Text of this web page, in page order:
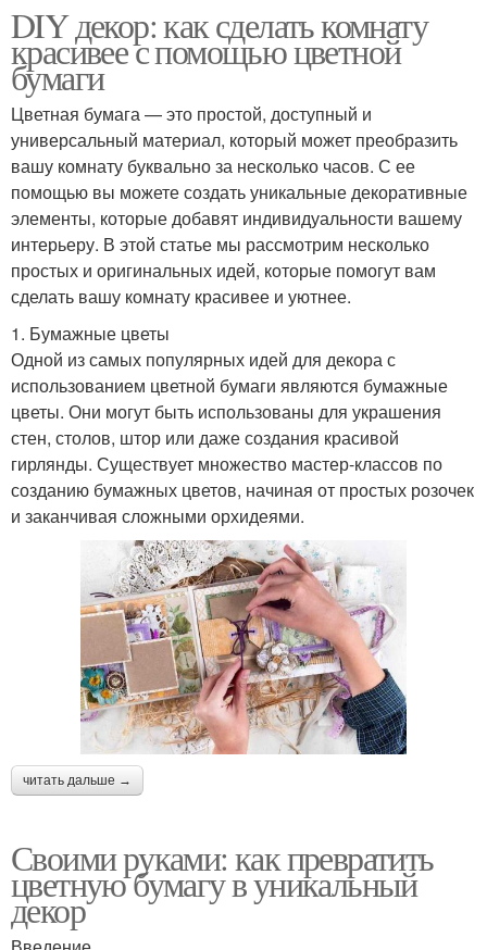
DIY декор: как сделать комнату
красивее с помощью цветной
бумаги
Цветная бумага — это простой, доступный и
универсальный материал, который может преобразить
вашу комнату буквально за несколько часов. С ее
помощью вы можете создать уникальные декоративные
элементы, которые добавят индивидуальности вашему
интерьеру. В этой статье мы рассмотрим несколько
простых и оригинальных идей, которые помогут вам
сделать вашу комнату красивее и уютнее.
1. Бумажные цветы
Одной из самых популярных идей для декора с
использованием цветной бумаги являются бумажные
цветы. Они могут быть использованы для украшения
стен, столов, штор или даже создания красивой
гирлянды. Существует множество мастер-классов по
созданию бумажных цветов, начиная от простых розочек
и заканчивая сложными орхидеями.
читать дальше →
Своими руками: как превратить
цветную бумагу в уникальный
декор